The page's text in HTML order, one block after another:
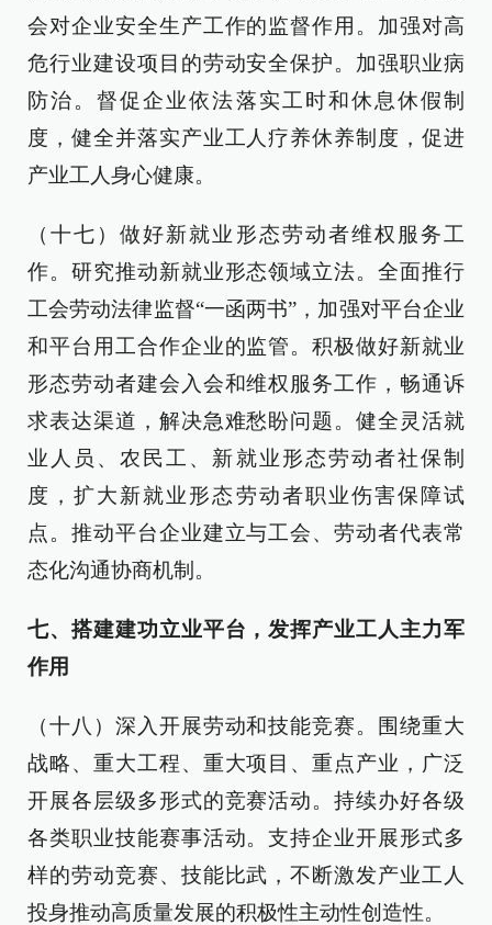
会对企业安全生产工作的监督作用。加强对高
危行业建设项目的劳动安全保护。加强职业病
防治。督促企业依法落实工时和休息休假制
度，健全并落实产业工人疗养休养制度，促进
产业工人身心健康。
（十七）做好新就业形态劳动者维权服务工
作。研究推动新就业形态领域立法。全面推行
工会劳动法律监督“一函两书”，加强对平台企业
和平台用工合作企业的监管。积极做好新就业
形态劳动者建会入会和维权服务工作，畅通诉
求表达渠道，解决急难愁盼问题。健全灵活就
业人员、农民工、新就业形态劳动者社保制
度，扩大新就业形态劳动者职业伤害保障试
点。推动平台企业建立与工会、劳动者代表常
态化沟通协商机制。
七、搭建建功立业平台，发挥产业工人主力军
作用
（十八）深入开展劳动和技能竞赛。围绕重大
战略、重大工程、重大项目、重点产业，广泛
开展各层级多形式的竞赛活动。持续办好各级
各类职业技能赛事活动。支持企业开展形式多
样的劳动竞赛、技能比武，不断激发产业工人
投身推动高质量发展的积极性主动性创造性。